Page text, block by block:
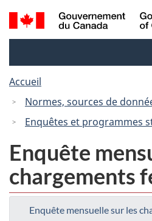
au
Recherche
et
Accueil
Normes, sources de
Enquêtes et programmes
Enquête
chargements
Enquête mensuelle sur les